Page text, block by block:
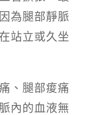
為腿部靜脈
站立或久坐
、腿部痠痛
內的血液無